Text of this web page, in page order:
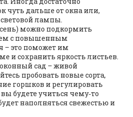
чуть дальше от окна или,
световой лампы.
можно подкормить
с повышенным
– это поможет им
и сохранить яркость листьев.
сад – живой
пробовать новые сорта,
горшков и регулировать
будете учиться чему‑то
наполняться свежестью и